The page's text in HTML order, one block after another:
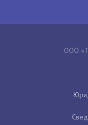
ООО